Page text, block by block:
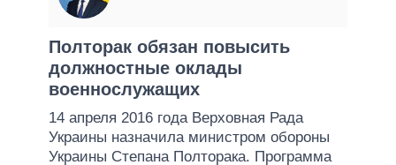
ОБЗОРЫ
ДАЙДЖЕСТЫ
ПРЕЗИДЕНТ И ОФИС
ВЕРХОВНАЯ РАДА
КАБИНЕТ МИНИСТРОВ
ГЛАВЫ ОБЛАДМИНИСТРАЦИЙ
МЭРЫ
ВСЕ ПЕРСОНЫ
ПОДДЕРЖАТЬ
Полторак обязан повысить
должностные оклады
военнослужащих
14 апреля 2016 года Верховная Рада
Украины назначила министром обороны
Украины Степана Полторака. Программа